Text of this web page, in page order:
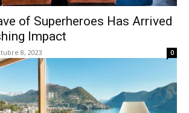
of Superheroes Has Arrived
Impact
8, 2023 0